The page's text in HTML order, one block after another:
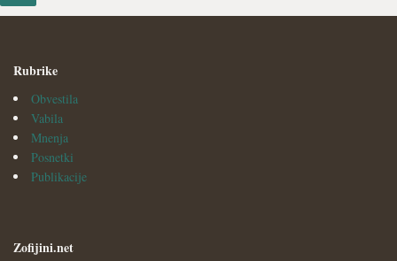
Rubrike
Obvestila
Vabila
Mnenja
Posnetki
Publikacije
Zofijini.net